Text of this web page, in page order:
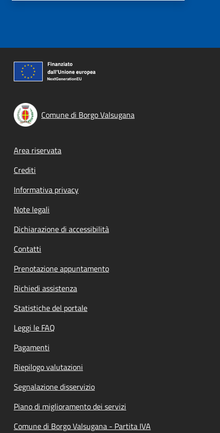
Comune di Borgo Valsugana
Footer menu
Area riservata
Crediti
Informativa privacy
Note legali
Dichiarazione di accessibilità
Contatti
Prenotazione appuntamento
Richiedi assistenza
Statistiche del portale
Leggi le FAQ
Pagamenti
Riepilogo valutazioni
Segnalazione disservizio
Piano di miglioramento dei servizi
Comune di Borgo Valsugana - Partita IVA